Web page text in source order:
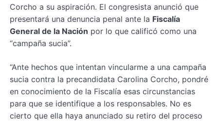
Corcho a su aspiración. El congresista anunció que
presentará una denuncia penal ante la Fiscalía
General de la Nación por lo que calificó como una
“campaña sucia”.
“Ante hechos que intentan vincularme a una campaña
sucia contra la precandidata Carolina Corcho, pondré
en conocimiento de la Fiscalía esas circunstancias
para que se identifique a los responsables. No es
cierto que ella haya anunciado su retiro del proceso